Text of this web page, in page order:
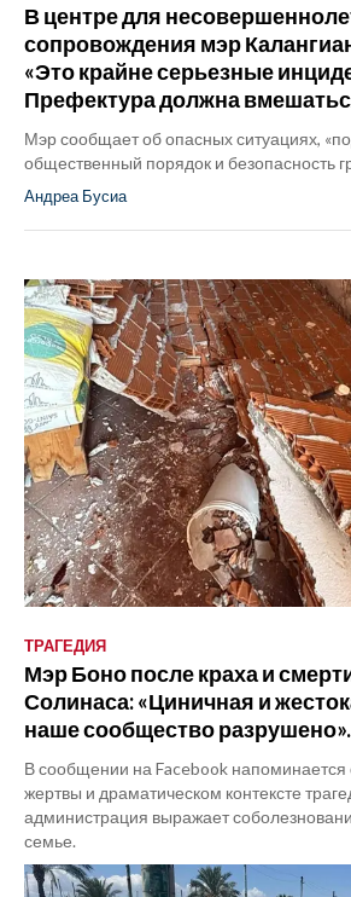
В центре для
сопровождения мэр
«Это крайне серьезные
Префектура должна
Мэр сообщает об опасных ситуациях,
общественный порядок и безопасность
Андреа Бусиа
ТРАГЕДИЯ
Мэр Боно после краха и
Солинаса: «Циничная и
наше сообщество разрушено».
В сообщении на Facebook напоминается
жертвы и драматическом контексте
администрация выражает
семье.